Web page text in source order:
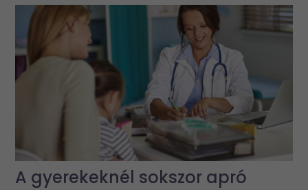
A gyerekeknél sokszor apró